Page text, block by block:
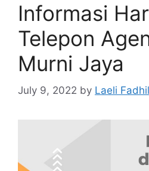
Informasi
Telepon
Murni Jaya
July 9, 2022 by Laeli